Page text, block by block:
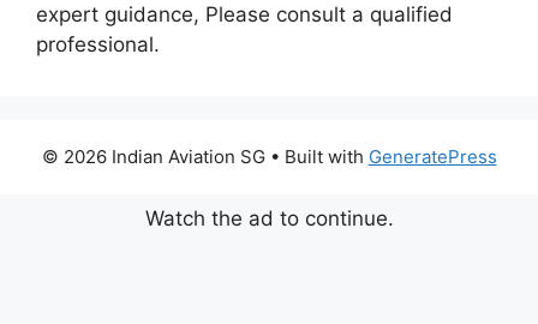
expert guidance, Please consult a qualified
professional.
© 2026 Indian Aviation SG• Built with GeneratePress
Watch the ad to continue.